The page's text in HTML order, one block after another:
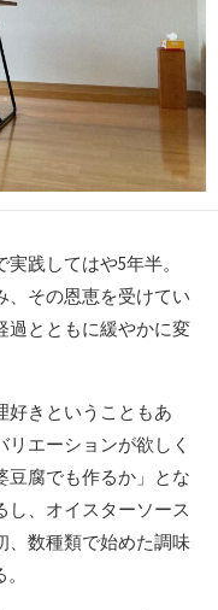
践してはや5年半。
、その恩恵を受けてい
過とともに緩やかに変
好きということもあ
エーションが欲しく
豆腐でも作るか」とな
し、オイスターソース
、数種類で始めた調味